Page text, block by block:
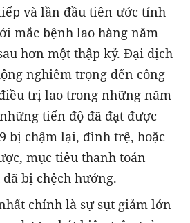
và lần đầu tiên ước tính
mắc bệnh lao hàng năm
hơn một thập kỷ. Đại dịch
nghiêm trọng đến công
trị lao trong những năm
tiến độ đã đạt được
bị chậm lại, đình trệ, hoặc
mục tiêu thanh toán
bị chệch hướng.
chính là sự sụt giảm lớn